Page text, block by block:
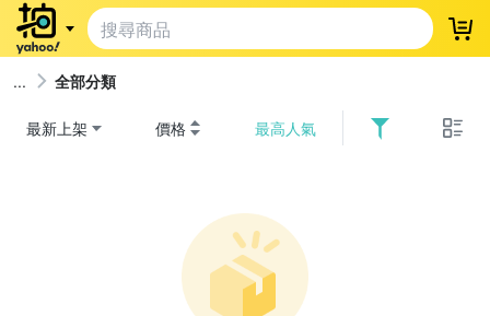
登
全部分類
最新上架 價格 最高人氣